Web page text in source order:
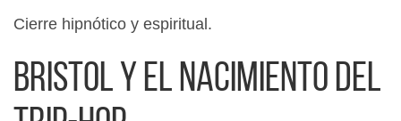
Cierre hipnótico y espiritual.
Bristol y el nacimiento del